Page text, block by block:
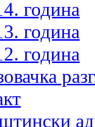
година
година
година